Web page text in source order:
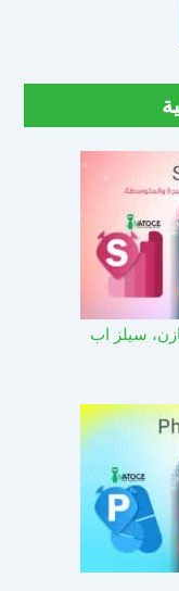
سيلز اب